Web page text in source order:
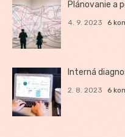
Plánovanie a
4. 9. 2023 6
Interná
2. 8. 2023 6